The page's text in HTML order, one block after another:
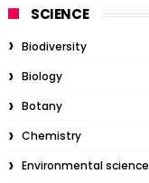
SCIENCE
Biodiversity
Biology
Botany
Chemistry
Environmental science